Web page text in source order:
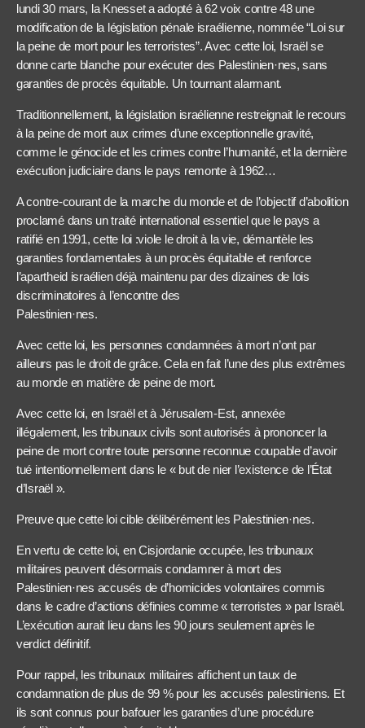
lundi 30 mars, la Knesset a adopté à 62 voix contre 48 une
modification de la législation pénale israélienne, nommée “Loi sur
la peine de mort pour les terroristes”. Avec cette loi, Israël se
donne carte blanche pour exécuter des Palestinien·nes, sans
garanties de procès équitable. Un tournant alarmant.
Traditionnellement, la législation israélienne restreignait le recours
à la peine de mort aux crimes d’une exceptionnelle gravité,
comme le génocide et les crimes contre l’humanité, et la dernière
exécution judiciaire dans le pays remonte à 1962…
A contre-courant de la marche du monde et de l’objectif d’abolition
proclamé dans un traité international essentiel que le pays a
ratifié en 1991, cette loi :viole le droit à la vie, démantèle les
garanties fondamentales à un procès équitable et renforce
l’apartheid israélien déjà maintenu par des dizaines de lois
discriminatoires à l’encontre des
Palestinien·nes.
Avec cette loi, les personnes condamnées à mort n’ont par
ailleurs pas le droit de grâce. Cela en fait l’une des plus extrêmes
au monde en matière de peine de mort.
Avec cette loi, en Israël et à Jérusalem-Est, annexée
illégalement, les tribunaux civils sont autorisés à prononcer la
peine de mort contre toute personne reconnue coupable d’avoir
tué intentionnellement dans le « but de nier l’existence de l’État
d’Israël ».
Preuve que cette loi cible délibérément les Palestinien·nes.
En vertu de cette loi, en Cisjordanie occupée, les tribunaux
militaires peuvent désormais condamner à mort des
Palestinien·nes accusés de d’homicides volontaires commis
dans le cadre d’actions définies comme « terroristes » par Israël.
L’exécution aurait lieu dans les 90 jours seulement après le
verdict définitif.
Pour rappel, les tribunaux militaires affichent un taux de
condamnation de plus de 99 % pour les accusés palestiniens. Et
ils sont connus pour bafouer les garanties d’une procédure